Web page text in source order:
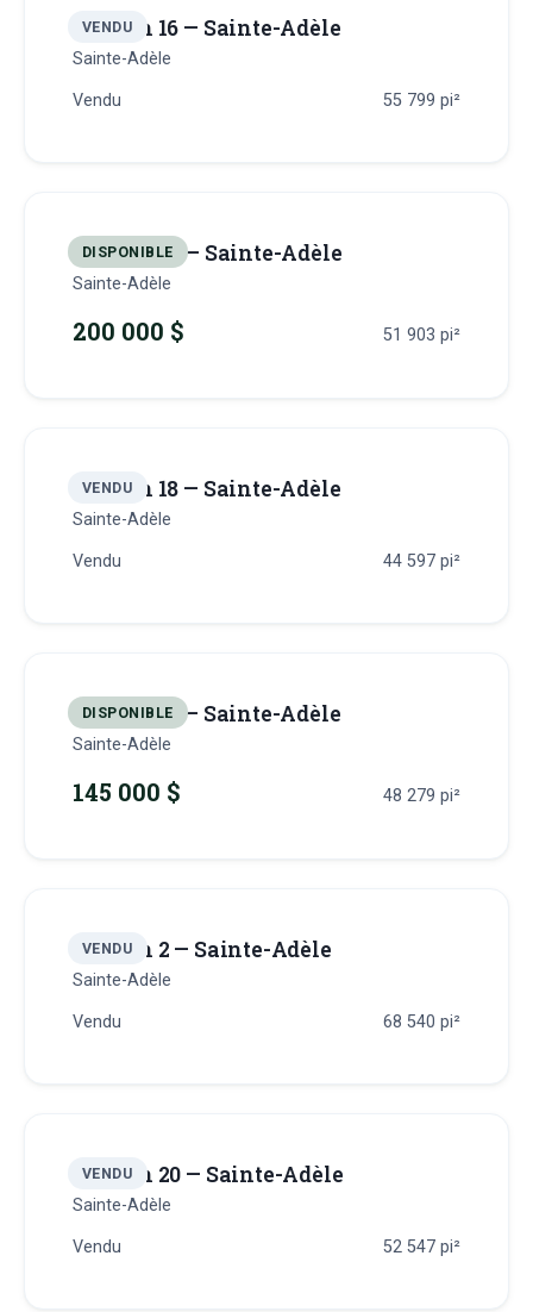
VENDU
Terrain 16 — Sainte-Adèle
Sainte-Adèle
Vendu 55 799 pi²
DISPONIBLE
Terrain 17 — Sainte-Adèle
Sainte-Adèle
200 000 $ 51 903 pi²
VENDU
Terrain 18 — Sainte-Adèle
Sainte-Adèle
Vendu 44 597 pi²
DISPONIBLE
Terrain 19 — Sainte-Adèle
Sainte-Adèle
145 000 $ 48 279 pi²
VENDU
Terrain 2 — Sainte-Adèle
Sainte-Adèle
Vendu 68 540 pi²
VENDU
Terrain 20 — Sainte-Adèle
Sainte-Adèle
Vendu 52 547 pi²